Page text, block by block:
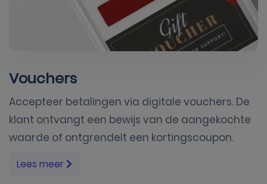
Vouchers
Accepteer betalingen via digitale vouchers. De
klant ontvangt een bewijs van de aangekochte
waarde of ontgrendelt een kortingscoupon.
Lees meer